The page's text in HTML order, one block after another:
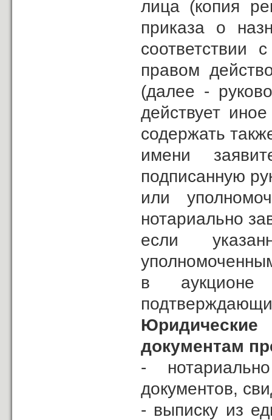
лица (копия
приказа о
соответствии
правом
(далее -
действует
содержать
имени
подписанную
или
нотариально
если
в аукционе
документам
-
документов,
- выписку из